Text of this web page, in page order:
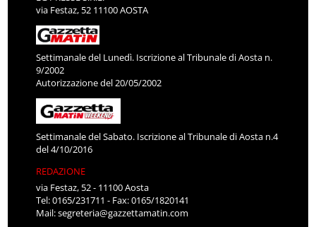
via Festaz, 52 11100 AOSTA
Settimanale del Lunedì. Iscrizione al Tribunale di Aosta n.
9/2002
Autorizzazione del 20/05/2002
Settimanale del Sabato. Iscrizione al Tribunale di Aosta n.4
del 4/10/2016
REDAZIONE
via Festaz, 52 - 11100 Aosta
Tel: 0165/231711 - Fax: 0165/1820141
Mail:segreteria@gazzettamatin.com